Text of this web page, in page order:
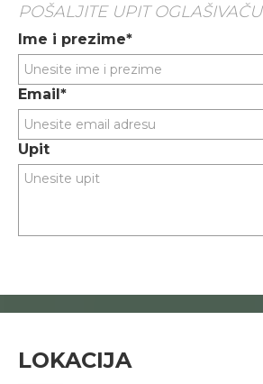
POŠALJITE UPIT OGLAŠIVAČU
Ime i prezime*
Email*
Upit
LOKACIJA